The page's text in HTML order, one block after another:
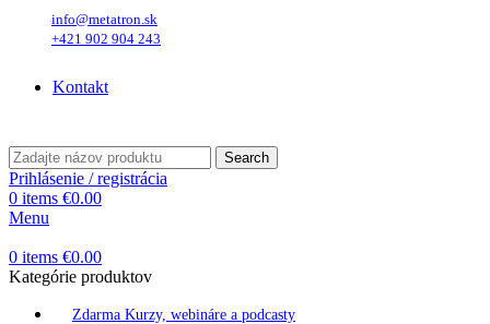
info@metatron.sk
+421 902 904 243
Kontakt
Search
Prihlásenie / registrácia
0 items €0.00
Menu
0 items €0.00
Kategórie produktov
Zdarma Kurzy, webináre a podcasty